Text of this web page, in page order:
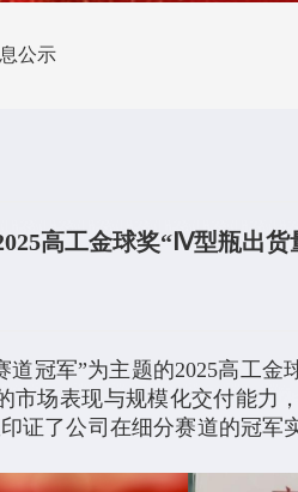
公示
高工金球奖“Ⅳ型瓶出货
冠军”为主题的2025高工金
市场表现与规模化交付能
证了公司在细分赛道的冠